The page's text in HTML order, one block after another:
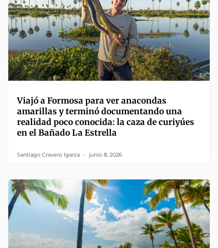
Viajó a Formosa para ver anacondas
amarillas y terminó documentando una
realidad poco conocida: la caza de curiyúes
en el Bañado La Estrella
Santiago Cravero Igarza junio 8, 2026